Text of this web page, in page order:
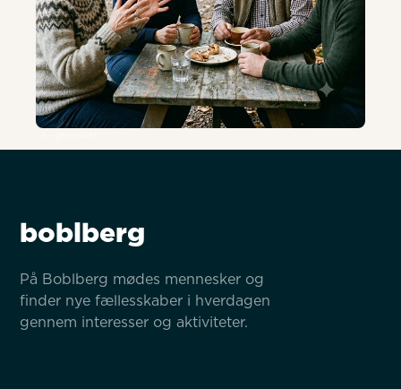
boblberg
På Boblberg mødes mennesker og
finder nye fællesskaber i hverdagen
gennem interesser og aktiviteter.